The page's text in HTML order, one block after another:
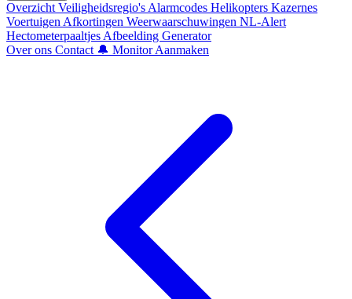
Overzicht Veiligheidsregio's Alarmcodes Helikopters Kazernes
Voertuigen Afkortingen Weerwaarschuwingen NL-Alert
Hectometerpaaltjes Afbeelding Generator
Over ons Contact 🔔 Monitor Aanmaken